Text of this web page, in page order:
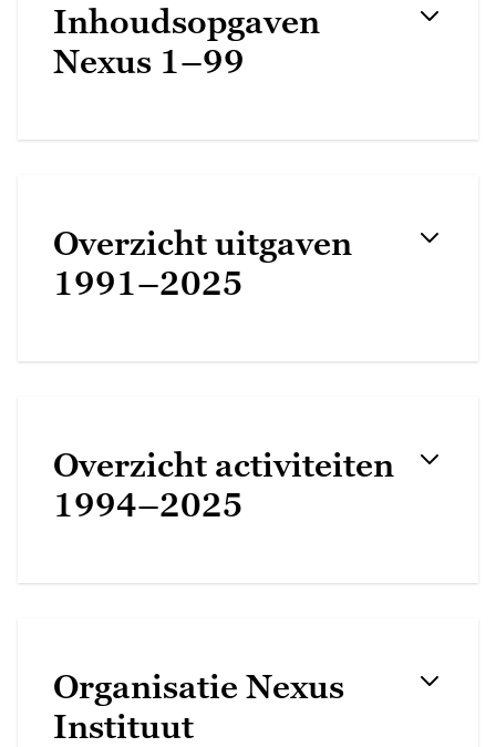
Inhoudsopgaven
Nexus 1–99
Overzicht uitgaven
1991–2025
Overzicht activiteiten
1994–2025
Organisatie Nexus
Instituut